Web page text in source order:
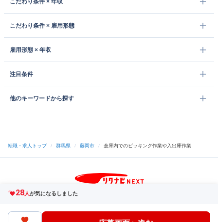
こだわり条件 × 年収
こだわり条件 × 雇用形態
雇用形態 × 年収
注目条件
他のキーワードから探す
28人が気になるしました
転職・求人トップ / 群馬県 / 藤岡市 / 倉庫内でのピッキング作業や入出庫作業
中途採用をご検討の企業様
ヘルプ・お問い合わせ